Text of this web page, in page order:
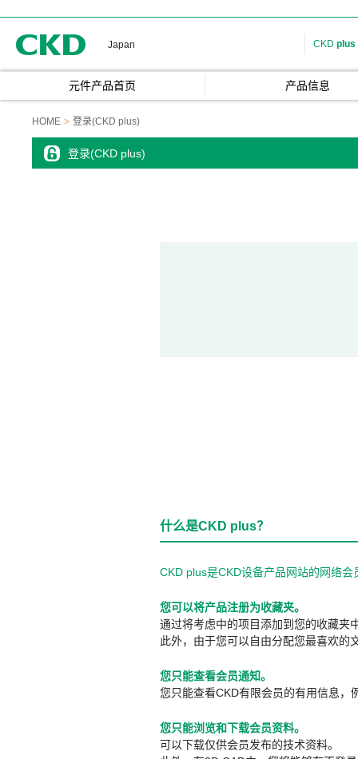
Japan CKD plus
元件产品首页 产品信息
HOME 登录(CKD plus)
登录(CKD plus)
什么是CKD plus？
CKD plus是CKD设备产品网站的网络
您可以将产品注册为收藏夹。
通过将考虑中的项目添加到您的收藏夹
此外，由于您可以自由分配您最喜欢的
您只能查看会员通知。
您只能查看CKD有限会员的有用信息，
您只能浏览和下载会员资料。
可以下载仅供会员发布的技术资料。